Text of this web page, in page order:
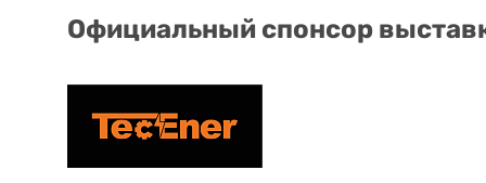
Официальный спонсор